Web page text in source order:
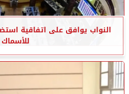
النواب يوافق على اتفاقية
للأسماك